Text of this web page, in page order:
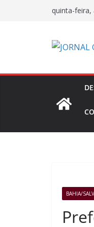
quinta-feira,
BAHIA/